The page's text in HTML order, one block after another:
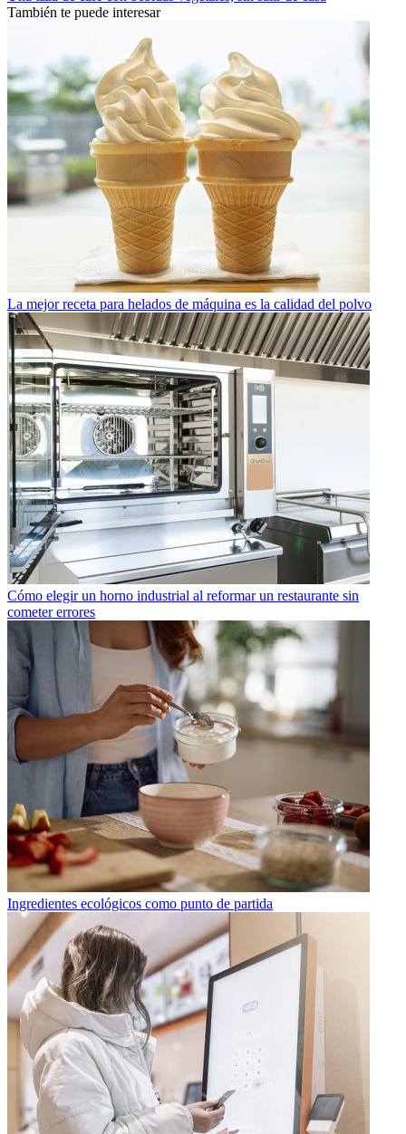
También te puede interesar
La mejor receta para helados de máquina es la calidad del polvo
Cómo elegir un horno industrial al reformar un restaurante sin
cometer errores
Ingredientes ecológicos como punto de partida